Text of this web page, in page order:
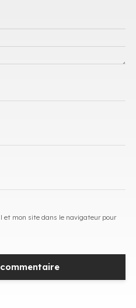
et mon site dans le navigateur pour